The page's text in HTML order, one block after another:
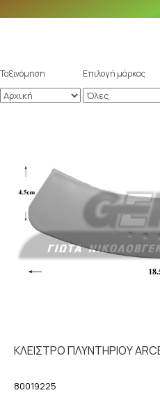
Ταξινόμηση Επιλογή μάρκας
ΚΛΕΙΣΤΡΟ ΠΛΥΝΤΗΡΙΟΥ
80019225